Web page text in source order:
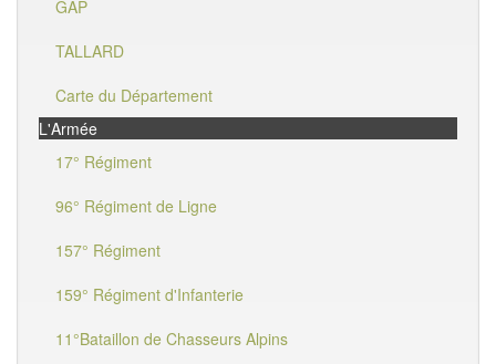
GAP
TALLARD
Carte du Département
L'Armée
17° Régiment
96° Régiment de Ligne
157° Régiment
159° Régiment d'Infanterie
11°Bataillon de Chasseurs Alpins